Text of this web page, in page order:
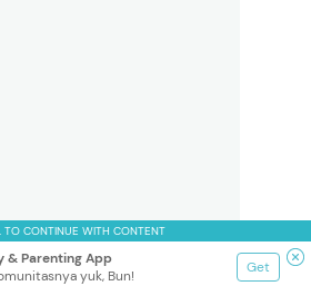
TO CONTINUE WITH CONTENT
& Parenting App
yuk, Bun!
Get